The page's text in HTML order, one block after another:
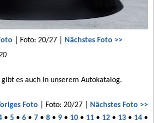
| Foto: 20/27 | Nächstes Foto >>
gibt es auch in unserem Autokatalog.
Foto | Foto: 20/27 | Nächstes Foto >>
• 5• 6• 7• 8• 9• 10• 11• 12• 13• 14•